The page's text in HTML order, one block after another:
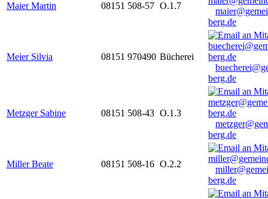
Maier Martin 08151 508-57 O.1.7
berg.de
Meier Silvia 08151 970490 Bücherei
berg.de
Metzger Sabine 08151 508-43 O.1.3
berg.de
Miller Beate 08151 508-16 O.2.2
berg.de